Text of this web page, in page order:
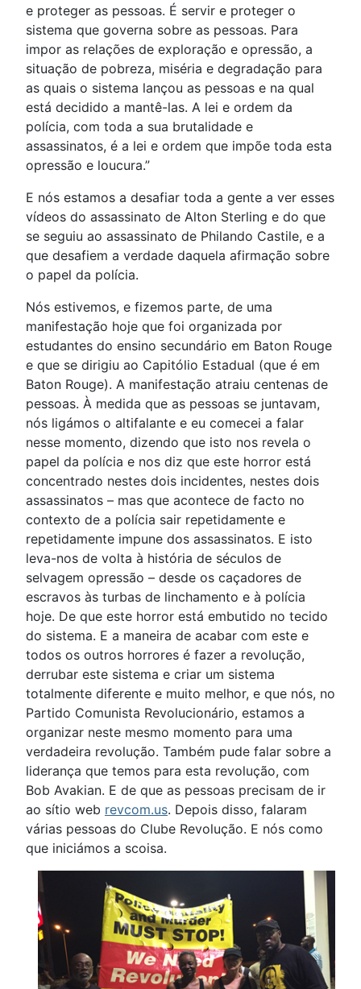
e proteger as pessoas. É servir e proteger o
sistema que governa sobre as pessoas. Para
impor as relações de exploração e opressão, a
situação de pobreza, miséria e degradação para
as quais o sistema lançou as pessoas e na qual
está decidido a mantê-las. A lei e ordem da
polícia, com toda a sua brutalidade e
assassinatos, é a lei e ordem que impõe toda esta
opressão e loucura.”
E nós estamos a desafiar toda a gente a ver esses
vídeos do assassinato de Alton Sterling e do que
se seguiu ao assassinato de Philando Castile, e a
que desafiem a verdade daquela afirmação sobre
o papel da polícia.
Nós estivemos, e fizemos parte, de uma
manifestação hoje que foi organizada por
estudantes do ensino secundário em Baton Rouge
e que se dirigiu ao Capitólio Estadual (que é em
Baton Rouge). A manifestação atraiu centenas de
pessoas. À medida que as pessoas se juntavam,
nós ligámos o altifalante e eu comecei a falar
nesse momento, dizendo que isto nos revela o
papel da polícia e nos diz que este horror está
concentrado nestes dois incidentes, nestes dois
assassinatos – mas que acontece de facto no
contexto de a polícia sair repetidamente e
repetidamente impune dos assassinatos. E isto
leva-nos de volta à história de séculos de
selvagem opressão – desde os caçadores de
escravos às turbas de linchamento e à polícia
hoje. De que este horror está embutido no tecido
do sistema. E a maneira de acabar com este e
todos os outros horrores é fazer a revolução,
derrubar este sistema e criar um sistema
totalmente diferente e muito melhor, e que nós, no
Partido Comunista Revolucionário, estamos a
organizar neste mesmo momento para uma
verdadeira revolução. Também pude falar sobre a
liderança que temos para esta revolução, com
Bob Avakian. E de que as pessoas precisam de ir
ao sítio web revcom.us. Depois disso, falaram
várias pessoas do Clube Revolução. E nós como
que iniciámos a scoisa.